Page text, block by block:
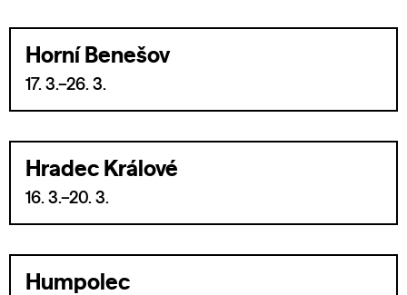
Horní Benešov
17. 3.–26. 3.
Hradec Králové
16. 3.–20. 3.
Humpolec